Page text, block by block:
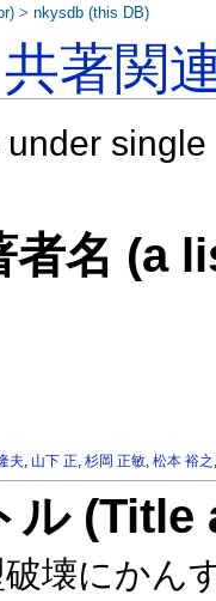
共著関
者名 (a
夫, 山下 正,杉岡 正敏,松本 裕之
ル
壊にかん
>nkysdb (this DB)